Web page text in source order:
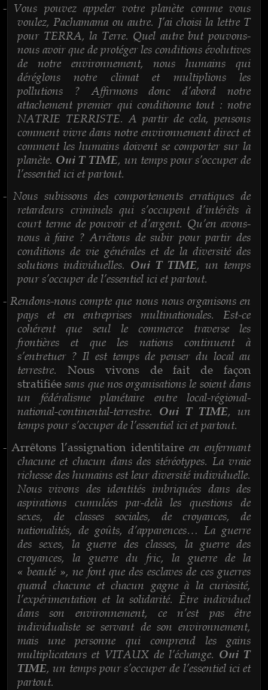
- Vous pouvez appeler votre planète comme vous
voulez, Pachamama ou autre. J’ai choisi la lettre T
pour TERRA, la Terre. Quel autre but pouvons-
nous avoir que de protéger les conditions évolutives
de notre environnement, nous humains qui
déréglons notre climat et multiplions les
pollutions ? Affirmons donc d’abord notre
attachement premier qui conditionne tout : notre
NATRIE TERRISTE. A partir de cela, pensons
comment vivre dans notre environnement direct et
comment les humains doivent se comporter sur la
planète. Oui T TIME, un temps pour s’occuper de
l’essentiel ici et partout.
- Nous subissons des comportements erratiques de
retardeurs criminels qui s’occupent d’intérêts à
court terme de pouvoir et d’argent. Qu’en avons-
nous à faire ? Arrêtons de subir pour partir des
conditions de vie générales et de la diversité des
solutions individuelles. Oui T TIME, un temps
pour s’occuper de l’essentiel ici et partout.
- Rendons-nous compte que nous nous organisons en
pays et en entreprises multinationales. Est-ce
cohérent que seul le commerce traverse les
frontières et que les nations continuent à
s’entretuer ? Il est temps de penser du local au
terrestre. Nous vivons de fait de façon
stratifiée sans que nos organisations le soient dans
un fédéralisme planétaire entre local-régional-
national-continental-terrestre. Oui T TIME, un
temps pour s’occuper de l’essentiel ici et partout.
- Arrêtons l’assignation identitaire en enfermant
chacune et chacun dans des stéréotypes. La vraie
richesse des humains est leur diversité individuelle.
Nous vivons des identités imbriquées dans des
aspirations cumulées par-delà les questions de
sexes, de classes sociales, de croyances, de
nationalités, de goûts, d’apparences… La guerre
des sexes, la guerre des classes, la guerre des
croyances, la guerre du fric, la guerre de la
« beauté », ne font que des esclaves de ces guerres
quand chacune et chacun gagne à la curiosité,
l’expérimentation et la solidarité. Être individuel
dans son environnement, ce n’est pas être
individualiste se servant de son environnement,
mais une personne qui comprend les gains
multiplicateurs et VITAUX de l’échange. Oui T
TIME, un temps pour s’occuper de l’essentiel ici et
partout.